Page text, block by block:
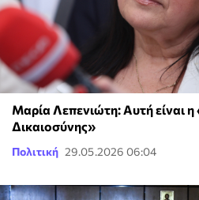
Μαρία Λεπενιώτη: Αυτή είναι η
Δικαιοσύνης»
Πολιτική 29.05.2026 06:04